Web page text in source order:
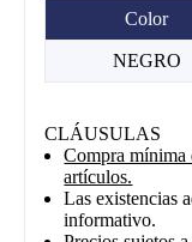
Color
NEGRO
CLÁUSULAS
Compra mínima
artículos.
Las existencias
informativo.